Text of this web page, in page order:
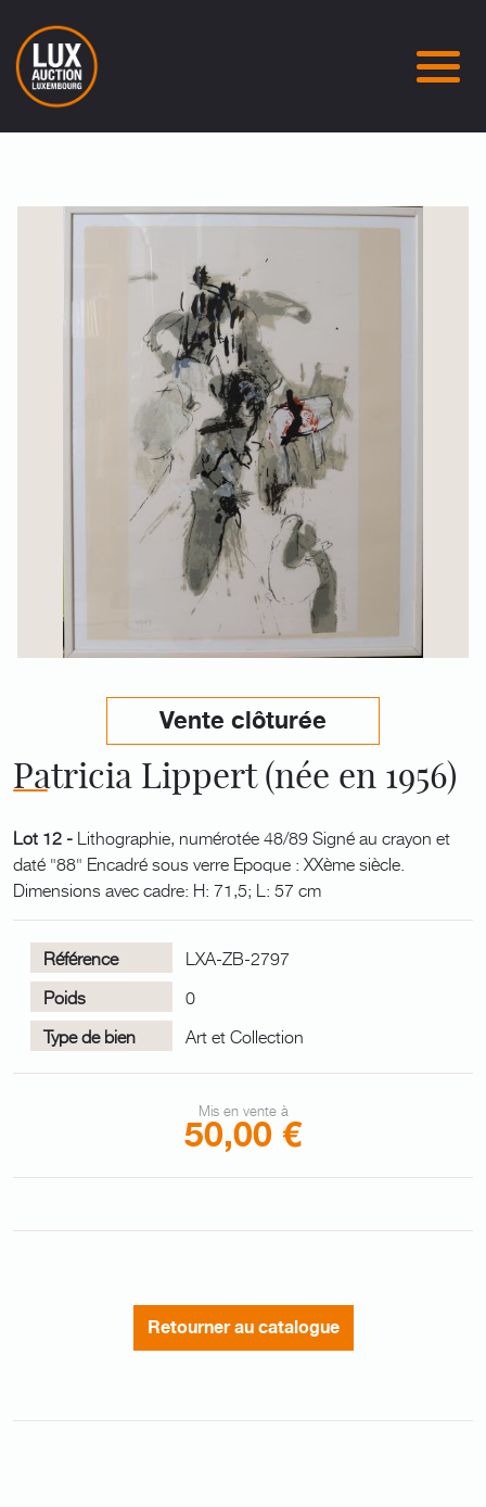
Vente clôturée
Patricia Lippert (née en 1956)
Lot 12 - Lithographie, numérotée 48/89 Signé au crayon et
daté "88" Encadré sous verre Epoque : XXème siècle.
Dimensions avec cadre: H: 71,5; L: 57 cm
Référence
LXA-ZB-2797
Poids
0
Type de bien
Art et Collection
Mis en vente à
50,00 €
Retourner au catalogue